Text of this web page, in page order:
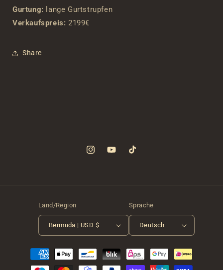
Gurtung: lange Gurtstrupfen
Verkaufspreis: 2199€
Share
InstagramYouTubeTikTok
Land/Region
Bermuda | USD $
Sprache
Deutsch
Zahlungsmethoden